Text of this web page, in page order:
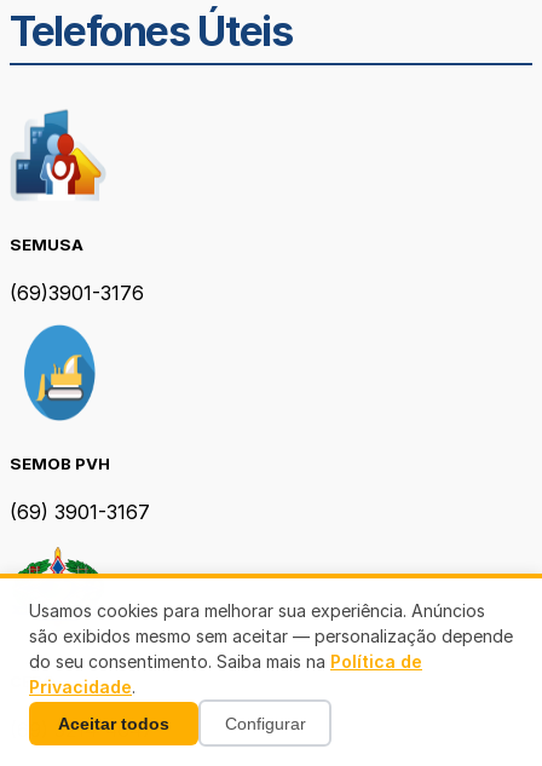
Telefones Úteis
SEMUSA
(69)3901-3176
SEMOB PVH
(69) 3901-3167
CERO
(69) 3214-4647
Usamos cookies para melhorar sua experiência. Anúncios
são exibidos mesmo sem aceitar — personalização depende
do seu consentimento. Saiba mais na Política de
Privacidade.
Aceitar todos Configurar